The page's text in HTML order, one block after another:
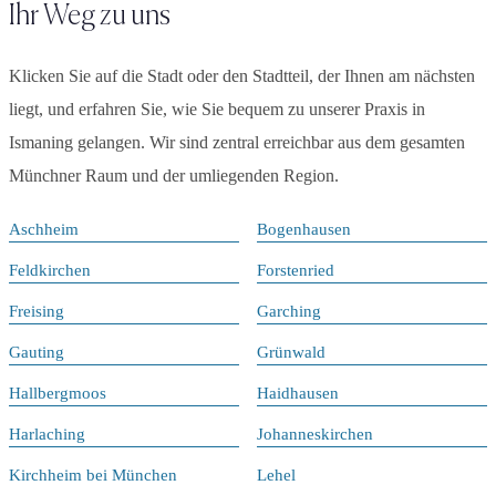
Ihr Weg zu uns
Klicken Sie auf die Stadt oder den Stadtteil, der Ihnen am nächsten
liegt, und erfahren Sie, wie Sie bequem zu unserer Praxis in
Ismaning gelangen. Wir sind zentral erreichbar aus dem gesamten
Münchner Raum und der umliegenden Region.
Aschheim Bogenhausen
Feldkirchen Forstenried
Freising Garching
Gauting Grünwald
Hallbergmoos Haidhausen
Harlaching Johanneskirchen
Kirchheim bei München Lehel